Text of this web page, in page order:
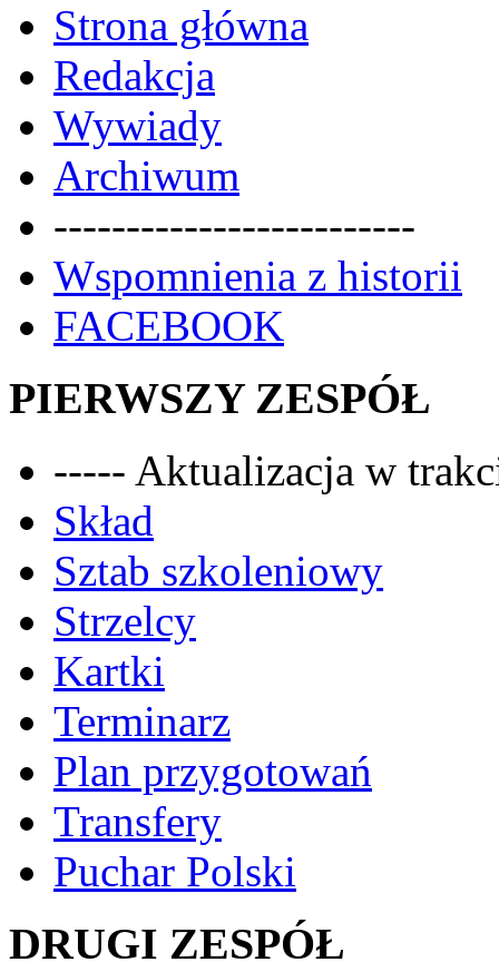
Strona główna
Redakcja
Wywiady
Archiwum
-------------------------
Wspomnienia z historii
FACEBOOK
PIERWSZY ZESPÓŁ
----- Aktualizacja w
Skład
Sztab szkoleniowy
Strzelcy
Kartki
Terminarz
Plan przygotowań
Transfery
Puchar Polski
DRUGI ZESPÓŁ